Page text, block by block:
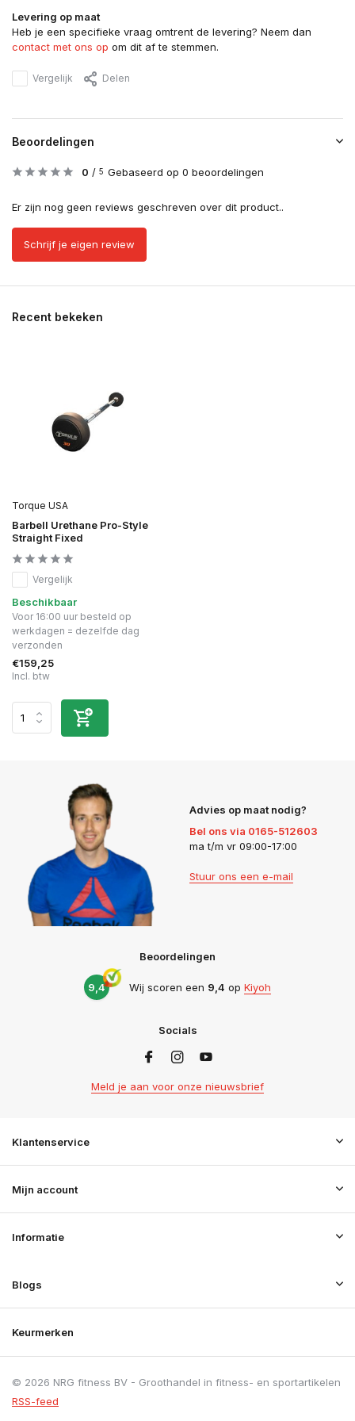
Levering op maat
Heb je een specifieke vraag omtrent de levering? Neem dan
contact met ons op om dit af te stemmen.
Vergelijk Delen
Beoordelingen
0 / 5 Gebaseerd op 0 beoordelingen
Er zijn nog geen reviews geschreven over dit product..
Schrijf je eigen review
Recent bekeken
Torque USA
Barbell Urethane Pro-Style
Straight Fixed
Vergelijk
Beschikbaar
Voor 16:00 uur besteld op
werkdagen = dezelfde dag
verzonden
€159,25
Incl. btw
Advies op maat nodig?
Bel ons via 0165-512603
ma t/m vr 09:00-17:00
Stuur ons een e-mail
Beoordelingen
9,4 Wij scoren een 9,4 op Kiyoh
Socials
Meld je aan voor onze nieuwsbrief
Klantenservice
Mijn account
Informatie
Blogs
Keurmerken
© 2026 NRG fitness BV - Groothandel in fitness- en sportartikelen
RSS-feed